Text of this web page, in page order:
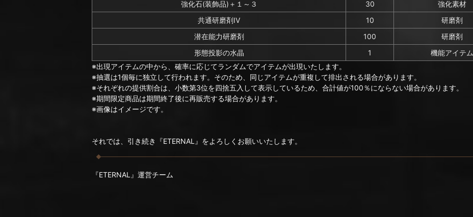
強化石(装飾品)＋１～３
30 強化素材
共通研磨剤IV
10 研磨剤
潜在能力研磨剤
100 研磨剤
形態投影の水晶
1 機能アイテム
※出現アイテムの中から、確率に応じてランダムでアイテムが出現いたします。
※抽選は1個毎に独立して行われます。そのため、同じアイテムが重複して排出される場合があります。
※それぞれの提供割合は、小数第3位を四捨五入して表示しているため、合計値が100％にならない場合があります。
※期間限定商品は期間終了後に再販売する場合があります。
※画像はイメージです。
それでは、引き続き『ETERNAL』をよろしくお願いいたします。
『ETERNAL』運営チーム